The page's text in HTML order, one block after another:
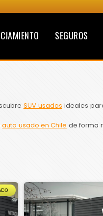
SEGUROS
SUV usados ideales
auto usado en Chile de forma